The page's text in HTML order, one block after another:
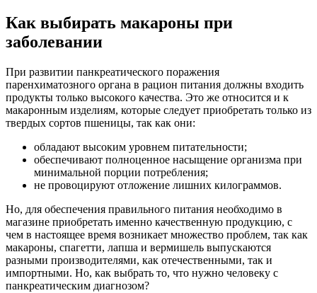
Как выбирать макароны при
заболевании
При развитии панкреатического поражения
паренхиматозного органа в рацион питания должны входить
продукты только высокого качества. Это же относится и к
макаронным изделиям, которые следует приобретать только из
твердых сортов пшеницы, так как они:
обладают высоким уровнем питательности;
обеспечивают полноценное насыщение организма при
минимальной порции потребления;
не провоцируют отложение лишних килограммов.
Но, для обеспечения правильного питания необходимо в
магазине приобретать именно качественную продукцию, с
чем в настоящее время возникает множество проблем, так как
макароны, спагетти, лапша и вермишель выпускаются
разными производителями, как отечественными, так и
импортными. Но, как выбрать то, что нужно человеку с
панкреатическим диагнозом?